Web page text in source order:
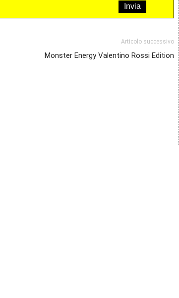
Articolo successivo
Monster Energy Valentino Rossi Edition